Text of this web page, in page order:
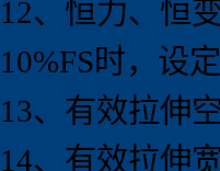
12、恒力、恒
10%FS时，设
13、有效拉伸
14、有效拉伸